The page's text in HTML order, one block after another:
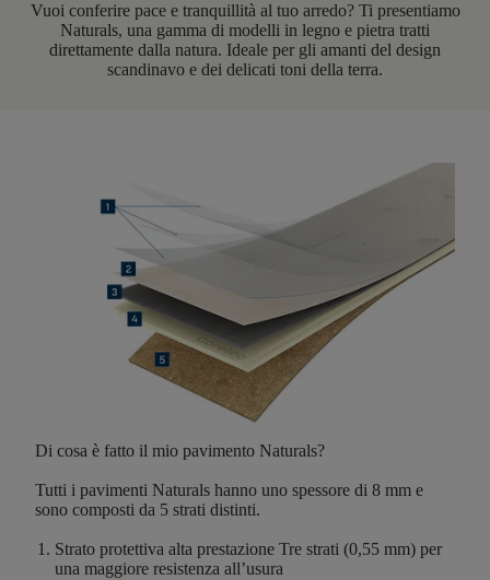
Vuoi conferire pace e tranquillità al tuo arredo? Ti presentiamo
Naturals, una gamma di modelli in legno e pietra tratti
direttamente dalla natura. Ideale per gli amanti del design
scandinavo e dei delicati toni della terra.
Di cosa è fatto il mio pavimento Naturals?
Tutti i pavimenti Naturals hanno uno spessore di 8 mm e
sono composti da 5 strati distinti.
Strato protettiva alta prestazione Tre strati (0,55 mm) per
una maggiore resistenza all’usura